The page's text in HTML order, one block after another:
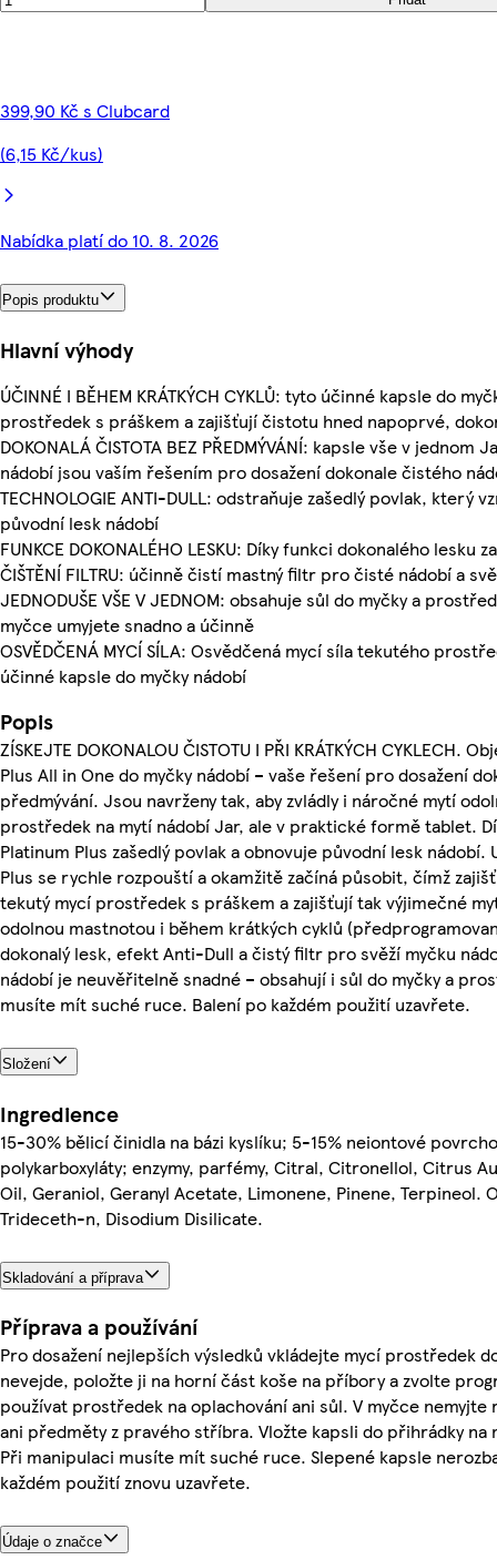
399,90 Kč s Clubcard
(6,15 Kč/kus)
Nabídka platí do 10. 8. 2026
Popis produktu
Hlavní výhody
ÚČINNÉ I BĚHEM KRÁTKÝCH CYKLŮ: tyto účinné kapsle do
prostředek s práškem a zajišťují čistotu hned napoprvé,
DOKONALÁ ČISTOTA BEZ PŘEDMÝVÁNÍ: kapsle vše v
nádobí jsou vaším řešením pro dosažení dokonale čistého
TECHNOLOGIE ANTI-DULL: odstraňuje zašedlý povlak, který
původní lesk nádobí
FUNKCE DOKONALÉHO LESKU: Díky funkci dokonalého
ČIŠTĚNÍ FILTRU: účinně čistí mastný filtr pro čisté nádobí a
JEDNODUŠE VŠE V JEDNOM: obsahuje sůl do myčky a
myčce umyjete snadno a účinně
OSVĚDČENÁ MYCÍ SÍLA: Osvědčená mycí síla tekutého
účinné kapsle do myčky nádobí
Popis
ZÍSKEJTE DOKONALOU ČISTOTU I PŘI KRÁTKÝCH
Plus All in One do myčky nádobí – vaše řešení pro dosažení
předmývání. Jsou navrženy tak, aby zvládly i náročné mytí
prostředek na mytí nádobí Jar, ale v praktické formě tablet.
Platinum Plus zašedlý povlak a obnovuje původní lesk
Plus se rychle rozpouští a okamžitě začíná působit, čímž
tekutý mycí prostředek s práškem a zajišťují tak výjimečné
odolnou mastnotou i během krátkých cyklů
dokonalý lesk, efekt Anti-Dull a čistý filtr pro svěží myčku
nádobí je neuvěřitelně snadné – obsahují i sůl do myčky a
musíte mít suché ruce. Balení po každém použití uzavřete.
Složení
Ingredience
15-30% bělicí činidla na bázi kyslíku; 5-15% neiontové
polykarboxyláty; enzymy, parfémy, Citral, Citronellol, Citrus
Oil, Geraniol, Geranyl Acetate, Limonene, Pinene, Terpineol.
Trideceth-n, Disodium Disilicate.
Skladování a příprava
Příprava a používání
Pro dosažení nejlepších výsledků vkládejte mycí prostředek
nevejde, položte ji na horní část koše na příbory a zvolte
používat prostředek na oplachování ani sůl. V myčce
ani předměty z pravého stříbra. Vložte kapsli do přihrádky
Při manipulaci musíte mít suché ruce. Slepené kapsle
každém použití znovu uzavřete.
Údaje o značce